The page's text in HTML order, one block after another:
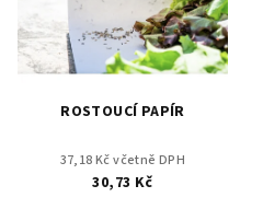
ROSTOUCÍ PAPÍR
37,18 Kč včetně DPH
30,73 Kč